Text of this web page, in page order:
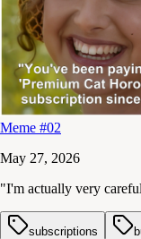
Meme #02
May 27, 2026
"I'm actually very
subscriptions